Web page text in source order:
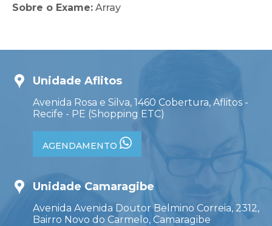
Sobre o Exame: Array
Unidade Aflitos
Avenida Rosa e Silva, 1460 Cobertura, Aflitos -
Recife - PE (Shopping ETC)
AGENDAMENTO
Unidade Camaragibe
Avenida Avenida Doutor Belmino Correia, 2312,
Bairro Novo do Carmelo, Camaragibe